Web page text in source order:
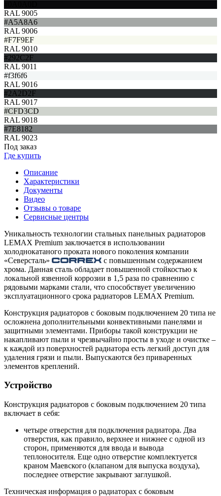
RAL 9005
#A5A8A6
RAL 9006
#F7F9EF
RAL 9010
#292C2F
RAL 9011
#f3f6f6
RAL 9016
#2A2D2F
RAL 9017
#CFD3CD
RAL 9018
#7E8182
RAL 9023
Под заказ
Где купить
Описание
Характеристики
Документы
Видео
Отзывы о товаре
Сервисные центры
Уникальность технологии стальных панельных радиаторов
LEMAX Premium заключается в использовании
холоднокатаного проката нового поколения компании
«Северсталь»
с повышенным содержанием
хрома. Данная сталь обладает повышенной стойкостью к
локальной язвенной коррозии в 1,5 раза по сравнению с
рядовыми марками стали, что способствует увеличению
эксплуатационного срока радиаторов LEMAX Premium.
Конструкция радиаторов с боковым подключением 20 типа не
осложнена дополнительными конвективными панелями и
защитными элементами. Приборы такой конструкции не
накапливают пыли и чрезвычайно просты в уходе и очистке –
к каждой из поверхностей радиатора есть легкий доступ для
удаления грязи и пыли. Выпускаются без приваренных
элементов креплений.
Устройство
Конструкция радиаторов с боковым подключением 20 типа
включает в себя:
четыре отверстия для подключения радиатора. Два
отверстия, как правило, верхнее и нижнее с одной из
сторон, применяются для ввода и вывода
теплоносителя. Еще одно отверстие комплектуется
краном Маевского (клапаном для выпуска воздуха),
последнее отверстие закрывают заглушкой.
Техническая информация о радиаторах с боковым